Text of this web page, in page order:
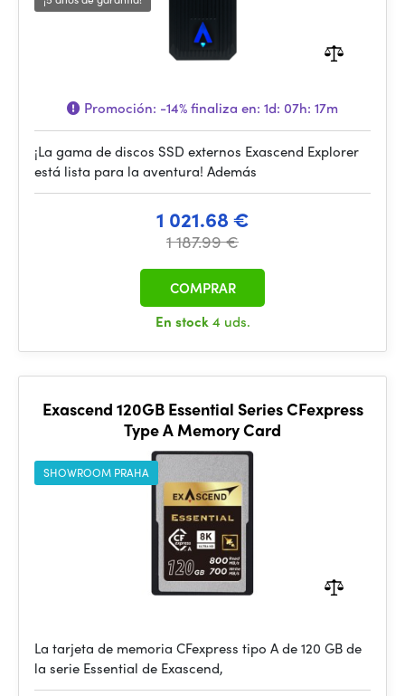
Promoción: -14%finaliza en: 1d: 07h: 17m
¡La gama de discos SSD externos Exascend Explorer
está lista para la aventura! Además
1 021.68 €
1 187.99 €
En stock4 uds.
COMPRAR
Exascend 120GB Essential Series CFexpress
Type A Memory Card
SHOWROOM PRAHA
La tarjeta de memoria CFexpress tipo A de 120 GB de
la serie Essential de Exascend,